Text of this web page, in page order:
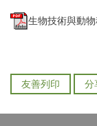
生物技術與動
友善列印 分